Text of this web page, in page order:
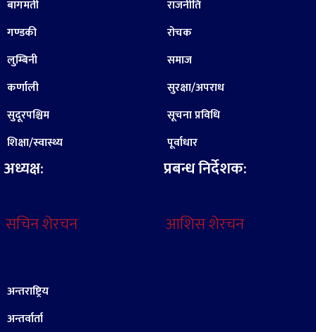
बागमती
गण्डकी
लुम्बिनी
कर्णाली
सुदूरपश्चिम
शिक्षा/स्वास्थ्य
अध्यक्ष:
सचिन शेरचन
राजनीति
रोचक
समाज
सुरक्षा/अपराध
सूचना प्रविधि
पूर्वाधार
प्रबन्ध निर्देशक:
आशिस शेरचन
अन्तराष्ट्रिय
अन्तर्वार्ता